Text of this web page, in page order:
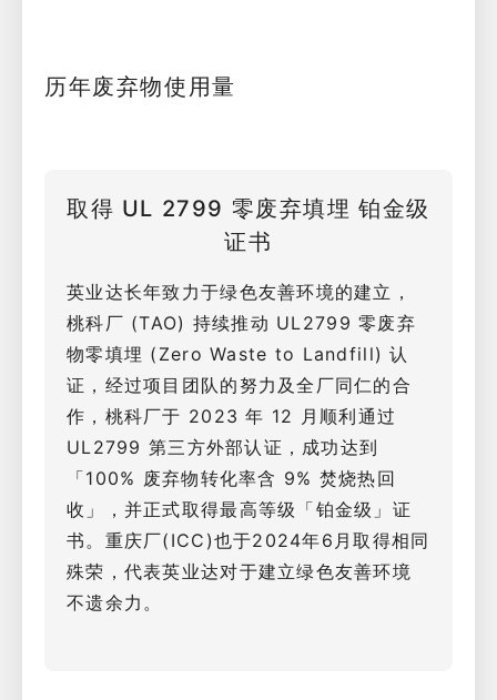
历年废弃物使用量​
取得 UL 2799 零废弃填埋 铂金级
证书
英业达长年致力于绿色友善环境的建立，
桃科厂 (TAO) 持续推动 UL2799 零废弃
物零填埋 (Zero Waste to Landfill) 认
证，经过项目团队的努力及全厂同仁的合
作，桃科厂于 2023 年 12 月顺利通过
UL2799 第三方外部认证，成功达到
「100% 废弃物转化率含 9% 焚烧热回
收」，并正式取得最高等级「铂金级」证
书。重庆厂(ICC)也于2024年6月取得相同
殊荣，代表英业达对于建立绿色友善环境
不遗余力。